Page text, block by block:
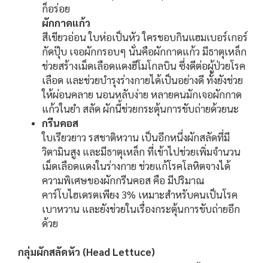
ก็อร่อย
ผักกาดแก้ว
สีเขียวอ่อน ใบห่อเป็นหัว ใครชอบกินแฮมเบอร์เกอร์
กัดปุ๊บ เจอผักกรอบๆ นั่นคือผักกาดแก้ว มีธาตุเหล็ก
ช่วยสร้างเม็ดเลือดแดงฮีโมโกลบิน ซึ่งดีต่อผู้ป่วยโรค
เลือด และช่วยบำรุงร่างกายได้เป็นอย่างดี ทั้งยังช่วย
ให้ผ่อนคลาย นอนหลับง่าย หลายคนมักเจอผักกาด
แก้วในยำ สลัด ผักนี้ช่วยกระตุ้นการขับถ่ายด้วยนะ
กรีนคอส
ใบเรียวยาว รสชาติหวาน เป็นอีกหนึ่งผักสลัดที่มี
วิตามินสูง และมีธาตุเหล็ก ที่เข้าไปช่วยเพิ่มจำนวน
เม็ดเลือดแดงในร่างกาย ช่วยแก้โรคโลหิตจางได้
ความพิเศษของผักกรีนคอส คือ มีปริมาณ
คาร์โบไฮเดรตเพียง 3% เหมาะสำหรับคนเป็นโรค
เบาหวาน และยังช่วยในเรื่องกระตุ้นการขับถ่ายอีก
ด้วย
กลุ่มผักสลัดหัว (Head Lettuce)